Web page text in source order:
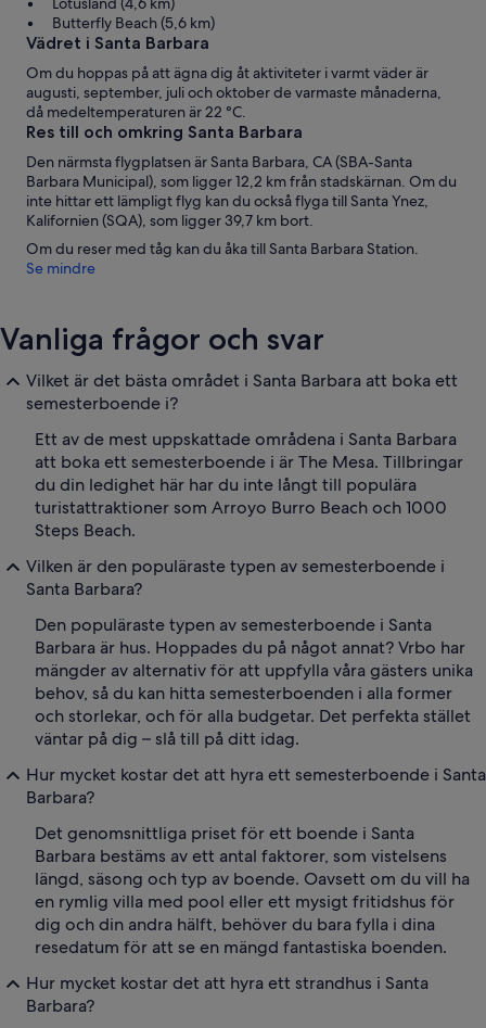
Butterfly Beach (5,6 km)
Vädret i Santa Barbara
Om du hoppas på att ägna dig åt aktiviteter i varmt väder är
augusti, september, juli och oktober de varmaste månaderna,
då medeltemperaturen är 22 °C.
Res till och omkring Santa Barbara
Den närmsta flygplatsen är Santa Barbara, CA (SBA-Santa
Barbara Municipal), som ligger 12,2 km från stadskärnan. Om du
inte hittar ett lämpligt flyg kan du också flyga till Santa Ynez,
Kalifornien (SQA), som ligger 39,7 km bort.
Om du reser med tåg kan du åka till Santa Barbara Station.
Se mindre
Vanliga frågor och svar
Vilket är det bästa området i Santa Barbara att boka ett
semesterboende i?
Ett av de mest uppskattade områdena i Santa Barbara
att boka ett semesterboende i är The Mesa. Tillbringar
du din ledighet här har du inte långt till populära
turistattraktioner som Arroyo Burro Beach och 1000
Steps Beach.
Vilken är den populäraste typen av semesterboende i
Santa Barbara?
Den populäraste typen av semesterboende i Santa
Barbara är hus. Hoppades du på något annat? Vrbo har
mängder av alternativ för att uppfylla våra gästers unika
behov, så du kan hitta semesterboenden i alla former
och storlekar, och för alla budgetar. Det perfekta stället
väntar på dig – slå till på ditt idag.
Hur mycket kostar det att hyra ett semesterboende i Santa
Barbara?
Det genomsnittliga priset för ett boende i Santa
Barbara bestäms av ett antal faktorer, som vistelsens
längd, säsong och typ av boende. Oavsett om du vill ha
en rymlig villa med pool eller ett mysigt fritidshus för
dig och din andra hälft, behöver du bara fylla i dina
resedatum för att se en mängd fantastiska boenden.
Hur mycket kostar det att hyra ett strandhus i Santa
Barbara?